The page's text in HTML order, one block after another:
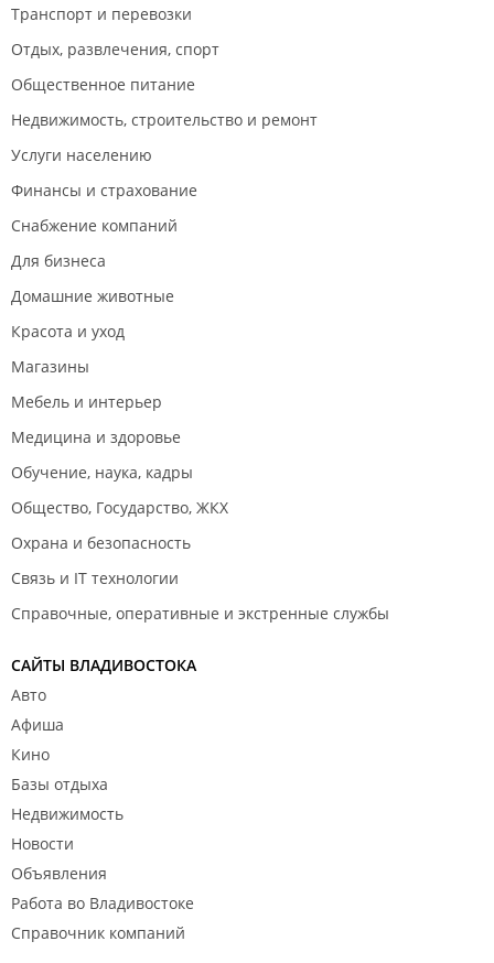
Транспорт и перевозки
Отдых, развлечения, спорт
Общественное питание
Недвижимость, строительство и ремонт
Услуги населению
Финансы и страхование
Снабжение компаний
Для бизнеса
Домашние животные
Красота и уход
Магазины
Мебель и интерьер
Медицина и здоровье
Обучение, наука, кадры
Общество, Государство, ЖКХ
Охрана и безопасность
Связь и IT технологии
Справочные, оперативные и экстренные службы
САЙТЫ ВЛАДИВОСТОКА
Авто
Афиша
Кино
Базы отдыха
Недвижимость
Новости
Объявления
Работа во Владивостоке
Справочник компаний